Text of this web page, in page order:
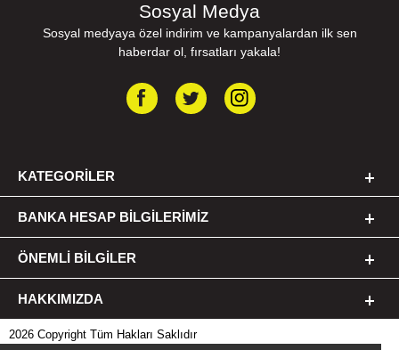
Sosyal Medya
Sosyal medyaya özel indirim ve kampanyalardan ilk sen
haberdar ol, fırsatları yakala!
KATEGORILER
BANKA HESAP BILGILERIMIZ
ÖNEMLI BILGILER
HAKKIMIZDA
2026 Copyright Tüm Hakları Saklıdır